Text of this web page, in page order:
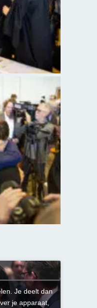
Je deelt dan
je apparaat,